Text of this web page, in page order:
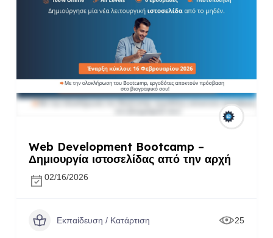
Web Development Bootcamp –
Δημιουργία ιστοσελίδας από την αρχή
02/16/2026
Εκπαίδευση / Κατάρτιση 25